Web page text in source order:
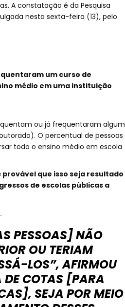
A constatação é da Pesquisa
nesta sexta-feira (13), pelo
um curso de
médio em uma instituição
ou já frequentaram algum
O percentual de pessoas
todo o ensino médio em escola
provável que isso seja resultado
de escolas públicas a
PESSOAS] NÃO
OU TERIAM
LOS”, AFIRMOU
COTAS [PARA
SEJA POR MEIO